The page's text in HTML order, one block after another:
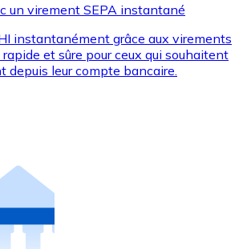
un virement SEPA instantané
instantanément grâce aux virements
et sûre pour ceux qui souhaitent
depuis leur compte bancaire.